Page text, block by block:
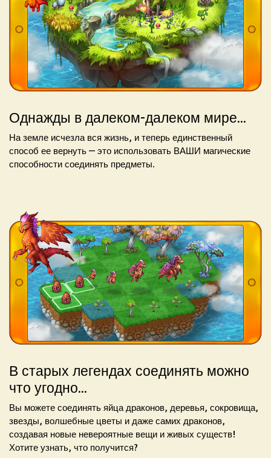
Однажды в далеком-далеком мире...
На земле исчезла вся жизнь, и теперь единственный
способ ее вернуть — это использовать ВАШИ магические
способности соединять предметы.
В старых легендах соединять можно
что угодно...
Вы можете соединять яйца драконов, деревья, сокровища,
звезды, волшебные цветы и даже самих драконов,
создавая новые невероятные вещи и живых существ!
Хотите узнать, что получится?